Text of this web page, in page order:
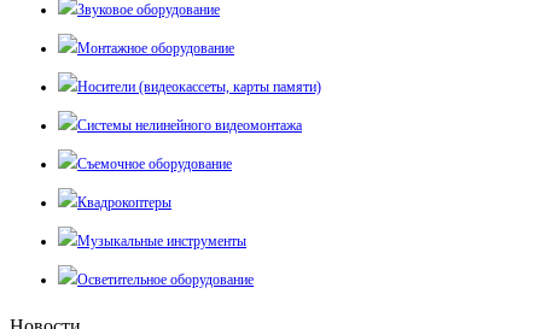
Звуковое оборудование
Монтажное оборудование
Носители (видеокассеты, карты памяти)
Системы нелинейного видеомонтажа
Съемочное оборудование
Квадрокоптеры
Музыкальные инструменты
Осветительное оборудование